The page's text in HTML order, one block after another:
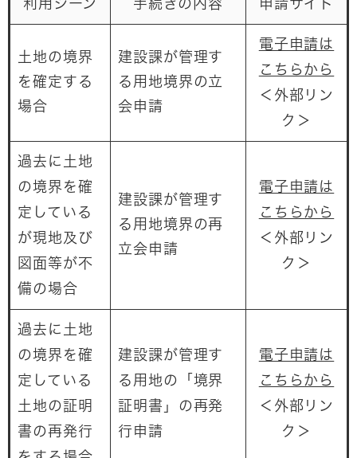
利用シーン 手続きの内容 申請サイト
土地の境界
を確定する
場合
建設課が管理す
る用地境界の立
会申請
電子申請は
こちらから
＜外部リン
ク＞
過去に土地
の境界を確
定している
が現地及び
図面等が不
備の場合
建設課が管理す
る用地境界の再
立会申請
電子申請は
こちらから
＜外部リン
ク＞
過去に土地
の境界を確
定している
土地の証明
書の再発行
建設課が管理す
る用地の「境界
証明書」の再発
行申請
電子申請は
こちらから
＜外部リン
ク＞